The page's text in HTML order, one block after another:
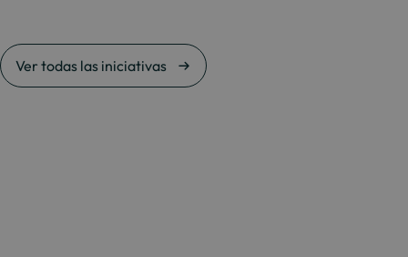
Ver todas las iniciativas